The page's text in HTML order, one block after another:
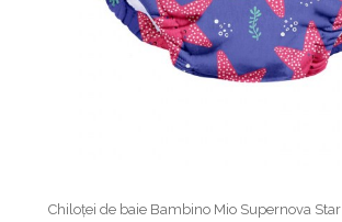
Chiloței de baie Bambino Mio Supernova Star